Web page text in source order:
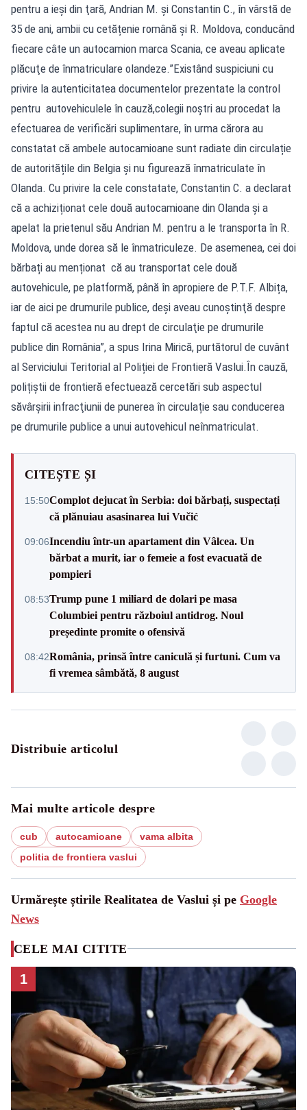
pentru a ieşi din ţară, Andrian M. şi Constantin C., în vârstă de
35 de ani, ambii cu cetățenie română și R. Moldova, conducând
fiecare câte un autocamion marca Scania, ce aveau aplicate
plăcuţe de înmatriculare olandeze.”Existând suspiciuni cu
privire la autenticitatea documentelor prezentate la control
pentru autovehiculele în cauză,colegii noştri au procedat la
efectuarea de verificări suplimentare, în urma cărora au
constatat că ambele autocamioane sunt radiate din circulație
de autoritățile din Belgia și nu figurează înmatriculate în
Olanda. Cu privire la cele constatate, Constantin C. a declarat
că a achiziționat cele două autocamioane din Olanda și a
apelat la prietenul său Andrian M. pentru a le transporta în R.
Moldova, unde dorea să le înmatriculeze. De asemenea, cei doi
bărbați au menționat că au transportat cele două
autovehicule, pe platformă, până în apropiere de P.T.F. Albița,
iar de aici pe drumurile publice, deși aveau cunoştinţă despre
faptul că acestea nu au drept de circulaţie pe drumurile
publice din România”, a spus Irina Mirică, purtătorul de cuvânt
al Serviciului Teritorial al Poliției de Frontieră Vaslui.În cauză,
polițiștii de frontieră efectuează cercetări sub aspectul
săvârşirii infracţiunii de punerea în circulație sau conducerea
pe drumurile publice a unui autovehicul neînmatriculat.
CITEȘTE ȘI
15:50Complot dejucat în Serbia: doi bărbați, suspectați
că plănuiau asasinarea lui Vučić
09:06Incendiu într-un apartament din Vâlcea. Un
bărbat a murit, iar o femeie a fost evacuată de
pompieri
08:53Trump pune 1 miliard de dolari pe masa
Columbiei pentru războiul antidrog. Noul
președinte promite o ofensivă
08:42România, prinsă între caniculă și furtuni. Cum va
fi vremea sâmbătă, 8 august
Distribuie articolul
Mai multe articole despre
cub autocamioane
vama albita
politia de frontiera vaslui
Urmărește știrile Realitatea de Vaslui și pe Google
News
CELE MAI CITITE
1